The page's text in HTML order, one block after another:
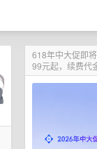
618年中大促即
99元起，续费代